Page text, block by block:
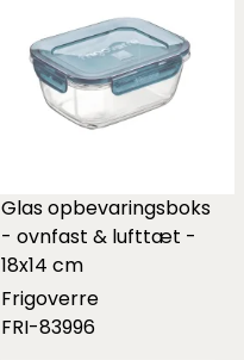
Glas opbevaringsboks
- ovnfast & lufttæt -
18x14 cm
Frigoverre
FRI-83996